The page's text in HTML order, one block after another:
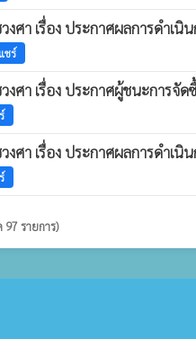
ศา เรื่อง ประกาศผลการดำเ
แชร์
ศา เรื่อง ประกาศผู้ชนะการ
ศา เรื่อง ประกาศผลการดำเ
97 รายการ)